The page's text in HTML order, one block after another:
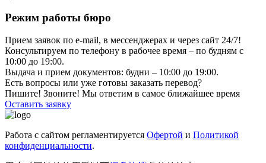
Режим работы бюро
Прием заявок по e-mail, в мессенджерах и через сайт 24/7!
Консультируем по телефону в рабочее время – по будням с
10:00 до 19:00.
Выдача и прием документов: будни – 10:00 до 19:00.
Есть вопросы или уже готовы заказать перевод?
Пишите! Звоните! Мы ответим в самое ближайшее время
Оставить заявку
Работа с сайтом регламентируется Офертой и Политикой
конфиденциальности.